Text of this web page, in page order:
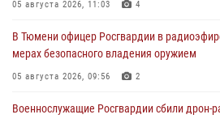
05 августа 2026, 11:03 4
В Тюмени офицер Росгвардии в
мерах безопасного владения оружием
05 августа 2026, 09:56 2
Военнослужащие Росгвардии сбили